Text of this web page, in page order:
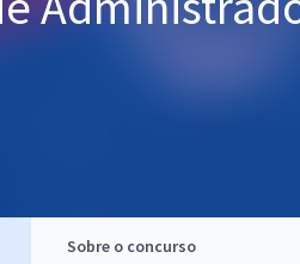
Sobre o concurso